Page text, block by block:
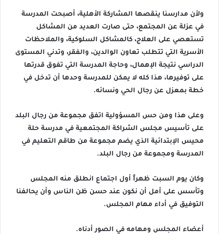
ولأن مدارسنا ينقصها المشاركة الأهلية، أصبحت المدرسة
في عزلة عن المجتمع، حتى صارت العديد من المشاكل
تستعصي على العلاج، كالمشاكل السلوكية، والملاحظات
الأسرية التي تتطلب تعاون الوالدين، والفقر، وتدني المستوى
الدراسي نتيجة الإهمال، وحاجة المدرسة التي تفوق قدرتها
على توفيرها، هذا كله لا يمكن للمدرسة وحدها أن تدخل في
خطة بمعزل عن رجال الحي ونسائه.
وعلى هذا ومن حس المسؤولية اتفق مجموعة من رجال البلد
على تأسيس مجلس الشراكة المجتمعية في مدرسة حلة
محيس الإبتدائية الذي يضم مجموعة من طاقم التعليم في
المدرسة ومجموعة من رجال البلد.
وكان يوم السبت ظهراً أول اجتماع انطلق منه المجلس
وتأسس على أمل أن نكون عند حسن ظن الناس وأن يحالفنا
التوفيق في أداء مهام المجلس.
أعضاء المجلس ومهامه في الصور أدناه.